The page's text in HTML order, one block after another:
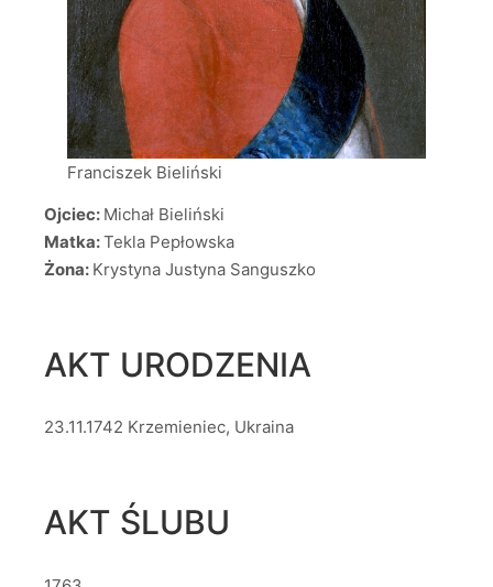
Franciszek Bieliński
Ojciec: Michał Bieliński
Matka:Tekla Pepłowska
Żona: Krystyna Justyna Sanguszko
AKT URODZENIA
23.11.1742 Krzemieniec, Ukraina
AKT ŚLUBU